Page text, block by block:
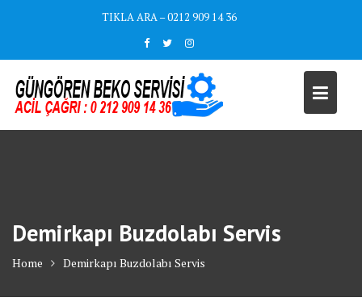
TIKLA ARA – 0212 909 14 36
Demirkapı Buzdolabı Servis
Home Demirkapı Buzdolabı Servis